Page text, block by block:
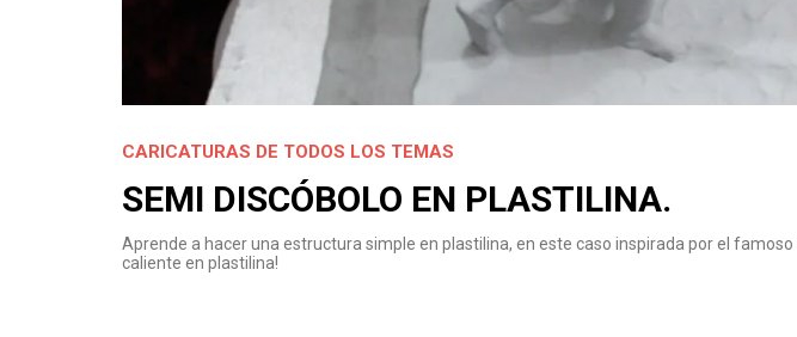
CARICATURAS DE TODOS LOS TEMAS
SEMI DISCÓBOLO EN PLASTILINA.
Aprende a hacer una estructura simple en plastilina, en este caso inspirada por el famoso
caliente en plastilina!